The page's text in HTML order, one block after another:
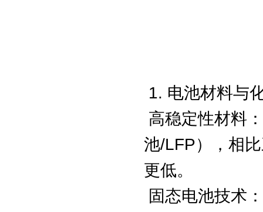
1. 电池材料与
高稳定性材料
池/LFP），相
更低。
固态电池技术